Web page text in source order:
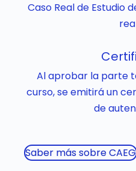
Caso Real de Estudio
Al aprobar la parte
curso, se emitirá un
de
Saber más sobre CAEG